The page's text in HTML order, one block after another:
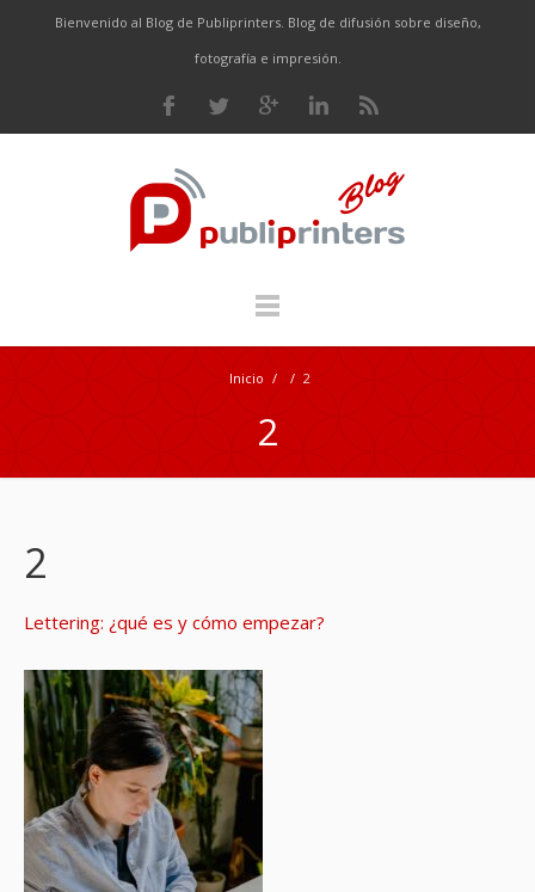
Bienvenido al Blog de Publiprinters. Blog de difusión sobre diseño,
fotografía e impresión.
Inicio / / 2
2
2
Lettering: ¿qué es y cómo empezar?